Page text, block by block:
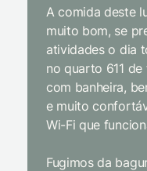
A comida deste
muito bom, se
atividades o dia
no quarto 611
com banheira,
e muito
Wi-Fi que
Fugimos da